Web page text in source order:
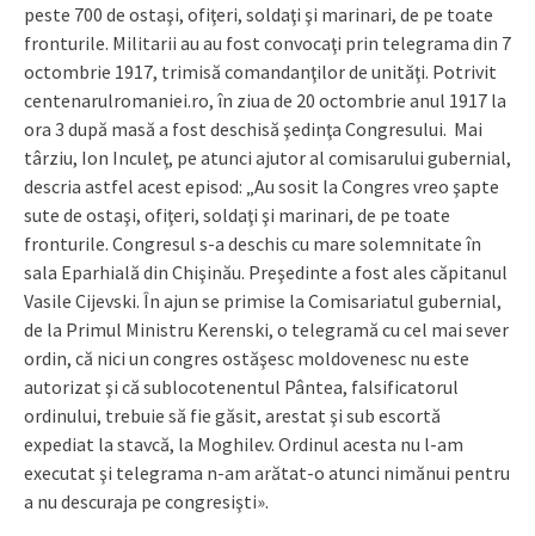
peste 700 de ostaşi, ofiţeri, soldaţi şi marinari, de pe toate
fronturile. Militarii au au fost convocaţi prin telegrama din 7
octombrie 1917, trimisă comandanţilor de unităţi. Potrivit
centenarulromaniei.ro, în ziua de 20 octombrie anul 1917 la
ora 3 după masă a fost deschisă şedinţa Congresului. Mai
târziu, Ion Inculeţ, pe atunci ajutor al comisarului gubernial,
descria astfel acest episod: „Au sosit la Congres vreo şapte
sute de ostaşi, ofiţeri, soldaţi şi marinari, de pe toate
fronturile. Congresul s-a deschis cu mare solemnitate în
sala Eparhială din Chişinău. Preşedinte a fost ales căpitanul
Vasile Cijevski. În ajun se primise la Comisariatul gubernial,
de la Primul Ministru Kerenski, o telegramă cu cel mai sever
ordin, că nici un congres ostăşesc moldovenesc nu este
autorizat şi că sublocotenentul Pântea, falsificatorul
ordinului, trebuie să fie găsit, arestat şi sub escortă
expediat la stavcă, la Moghilev. Ordinul acesta nu l-am
executat şi telegrama n-am arătat-o atunci nimănui pentru
a nu descuraja pe congresişti».